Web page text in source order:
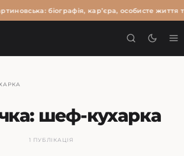
біографія, кар’єра, особисте життя
шеф-кухарка
1 ПУБЛІКАЦІЯ